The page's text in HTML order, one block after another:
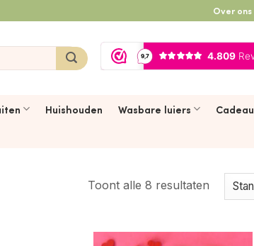
Over ons
Huishouden Wasbare luiers Cadeau
Toont alle 8 resultaten